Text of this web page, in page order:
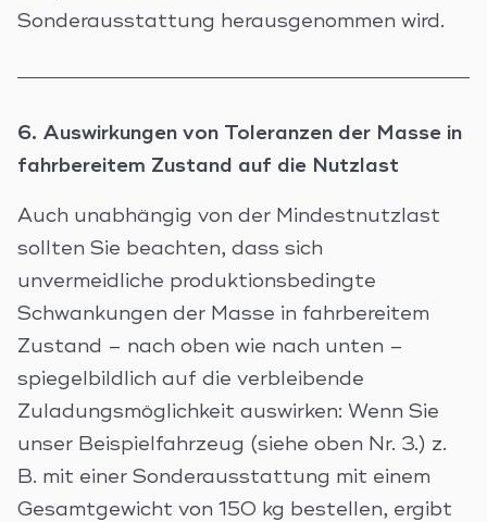
Sonderausstattung herausgenommen wird.
6. Auswirkungen von Toleranzen der Masse in
fahrbereitem Zustand auf die Nutzlast
Auch unabhängig von der Mindestnutzlast
sollten Sie beachten, dass sich
unvermeidliche produktionsbedingte
Schwankungen der Masse in fahrbereitem
Zustand – nach oben wie nach unten –
spiegelbildlich auf die verbleibende
Zuladungsmöglichkeit auswirken: Wenn Sie
unser Beispielfahrzeug (siehe oben Nr. 3.) z.
B. mit einer Sonderausstattung mit einem
Gesamtgewicht von 150 kg bestellen, ergibt